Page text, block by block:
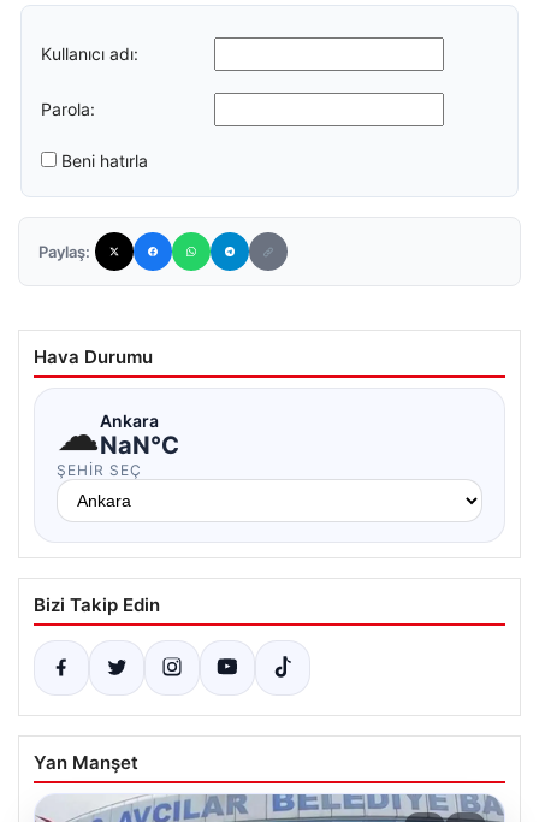
Kullanıcı adı:
Parola:
Beni hatırla
Paylaş:
Hava Durumu
☁Ankara
NaN°C
ŞEHIR SEÇ
Bizi Takip Edin
Yan Manşet